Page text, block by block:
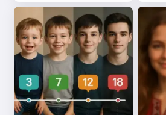
Hi 👋
Ich kann Lieder
schreiben und